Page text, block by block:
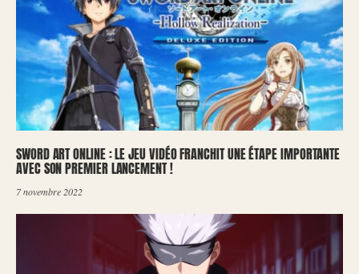
SWORD ART ONLINE : LE JEU VIDÉO FRANCHIT UNE ÉTAPE IMPORTANTE
AVEC SON PREMIER LANCEMENT !
7 novembre 2022